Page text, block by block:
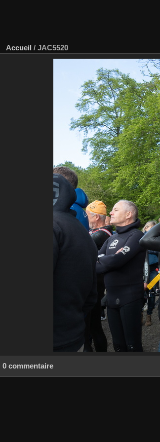
Accueil / JAC5520
0 commentaire